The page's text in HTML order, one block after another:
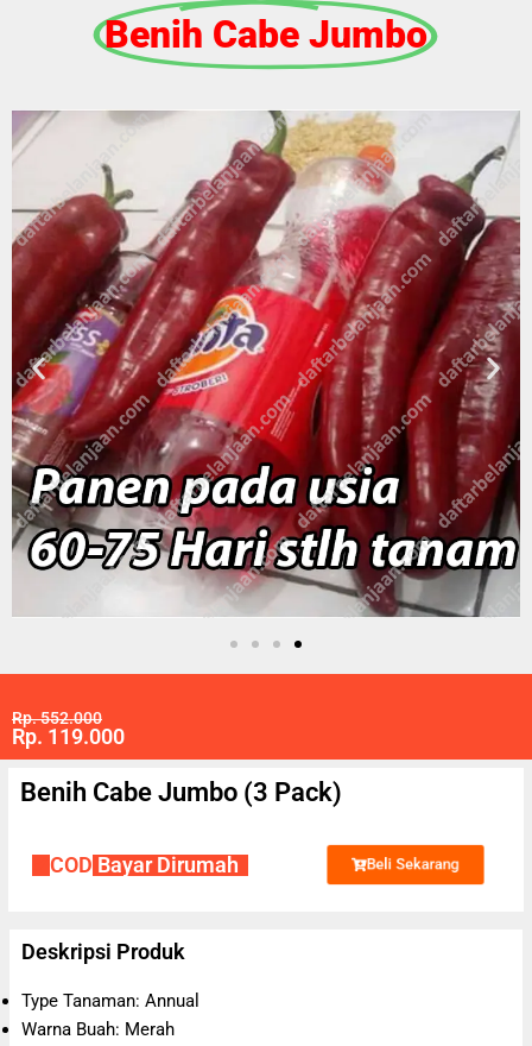
Benih Cabe Jumbo
Rp. 552.000
Rp. 119.000
Benih Cabe Jumbo (3 Pack)
COD Bayar Dirumah Beli Sekarang
Deskripsi Produk
Type Tanaman: Annual
Warna Buah: Merah